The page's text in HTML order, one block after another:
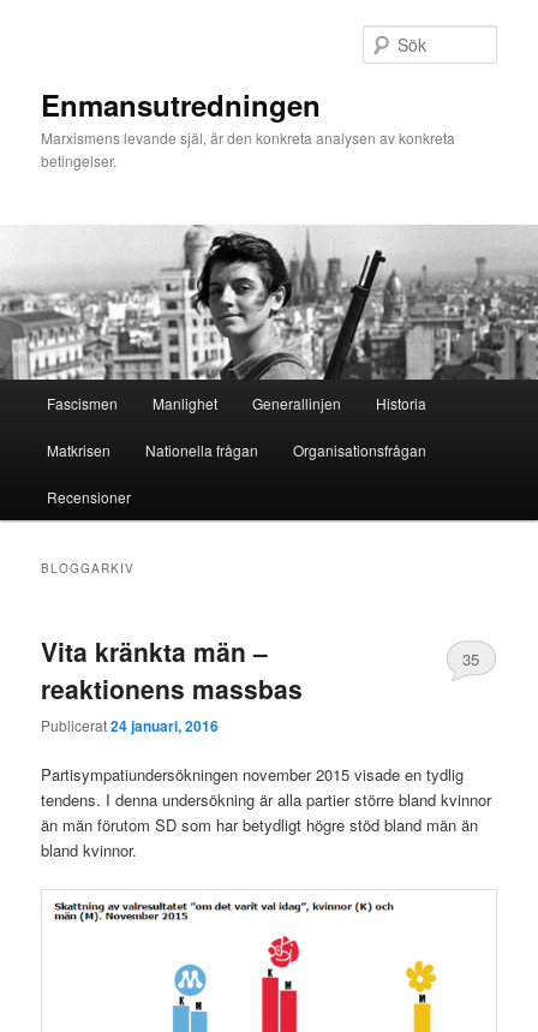
Enmansutredningen
Marxismens levande själ, är den konkreta analysen av konkreta
betingelser.
Fascismen Manlighet Generallinjen Historia
Matkrisen Nationella frågan Organisationsfrågan
Recensioner
BLOGGARKIV
Vita kränkta män –
reaktionens massbas
Publicerat24 januari, 2016
35
Partisympatiundersökningen november 2015 visade en tydlig
tendens. I denna undersökning är alla partier större bland kvinnor
än män förutom SD som har betydligt högre stöd bland män än
bland kvinnor.